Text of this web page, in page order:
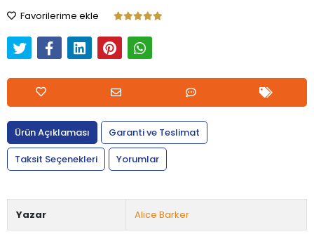
Favorilerime ekle
Ürün Açıklaması
Garanti ve Teslimat
Taksit Seçenekleri
Yorumlar
Yazar Alice Barker